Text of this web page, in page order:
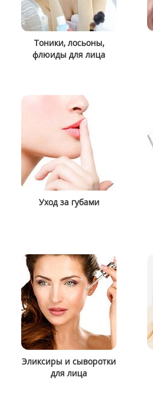
Тоники, лосьоны,
флюиды для лица
Уход за губами
Эликсиры и сыворотки
для лица